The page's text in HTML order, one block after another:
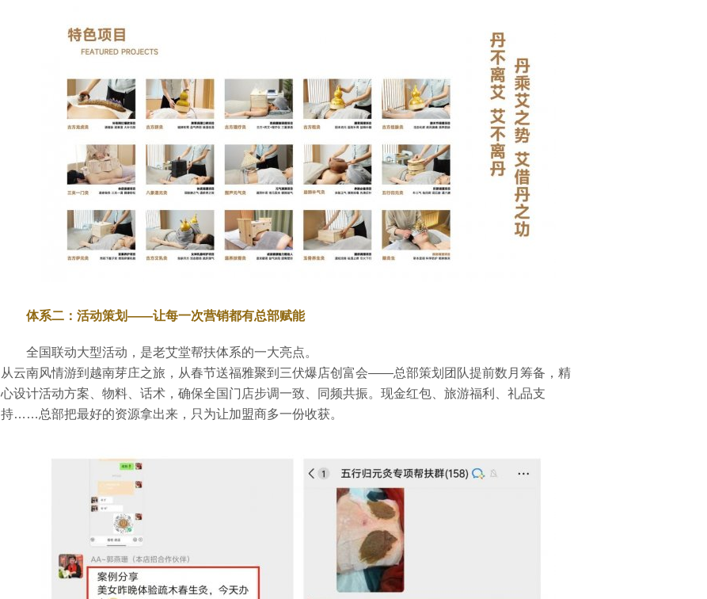
体系二：活动策划——让每一次营销都有总部赋能
全国联动大型活动，是老艾堂帮扶体系的一大亮点。
从云南风情游到越南芽庄之旅，从春节送福雅聚到三伏爆店创富会——总部策划团队提前数月筹备，精
心设计活动方案、物料、话术，确保全国门店步调一致、同频共振。现金红包、旅游福利、礼品支
持……总部把最好的资源拿出来，只为让加盟商多一份收获。